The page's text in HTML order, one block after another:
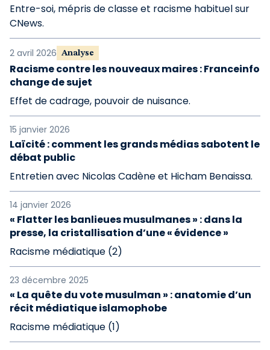
Entre-soi, mépris de classe et racisme habituel sur
CNews.
2 avril 2026 Analyse
Racisme contre les nouveaux maires : Franceinfo
change de sujet
Effet de cadrage, pouvoir de nuisance.
15 janvier 2026
Laïcité : comment les grands médias sabotent le
débat public
Entretien avec Nicolas Cadène et Hicham Benaissa.
14 janvier 2026
« Flatter les banlieues musulmanes » : dans la
presse, la cristallisation d’une « évidence »
Racisme médiatique (2)
23 décembre 2025
« La quête du vote musulman » : anatomie d’un
récit médiatique islamophobe
Racisme médiatique (1)